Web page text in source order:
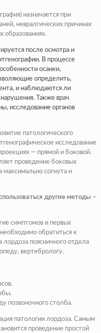
назначается при
невралгических причинах
образованиях.
после осмотра и
В процессе
осанки,
определить,
и наблюдаются ли
Также врач
исследование органов
патологического
исследование
— прямой и боковой.
проведение боковых
максимально согнута и
другие методы –
симптомов и первых
обратиться к
поясничного отдела
вертебрологу.
позвоночного столба.
патологии лордоза. Самым
проведение простой